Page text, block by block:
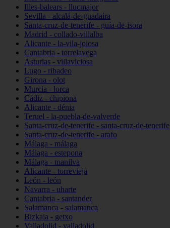
Illes-balears - llucmajor
Sevilla - alcalá-de-guadaíra
Santa-cruz-de-tenerife - guía-de-isora
Madrid - collado-villalba
Alicante - la-vila-joiosa
Cantabria - torrelavega
Asturias - villaviciosa
Lugo - ribadeo
Girona - olot
Murcia - lorca
Cádiz - chipiona
Alicante - dénia
Teruel - la-puebla-de-valverde
Santa-cruz-de-tenerife - santa-cruz-de-tenerife
Santa-cruz-de-tenerife - arafo
Málaga - málaga
Málaga - estepona
Málaga - manilva
Alicante - torrevieja
León - león
Navarra - uharte
Cantabria - santander
Salamanca - salamanca
Bizkaia - getxo
Valladolid - valladolid